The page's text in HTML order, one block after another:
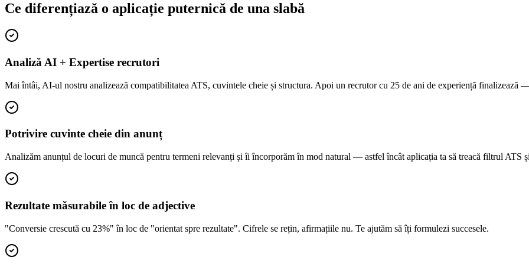
Ce diferențiază o aplicație puternică de una slabă
Analiză AI + Expertise recrutori
Mai întâi, AI-ul nostru analizează compatibilitatea ATS, cuvintele cheie și structura. Apoi un recrutor cu 25 de ani de experiență
Potrivire cuvinte cheie din anunț
Analizăm anunțul de locuri de muncă pentru termeni relevanți și îi încorporăm în mod natural — astfel încât aplicația ta să treacă filtrul ATS
Rezultate măsurabile în loc de adjective
"Conversie crescută cu 23%" în loc de "orientat spre rezultate". Cifrele se rețin, afirmațiile nu. Te ajutăm să îți formulezi succesele.